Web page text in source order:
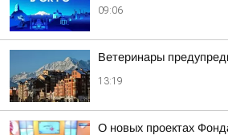
09:06
Ветеринары
13:19
О новых проектах